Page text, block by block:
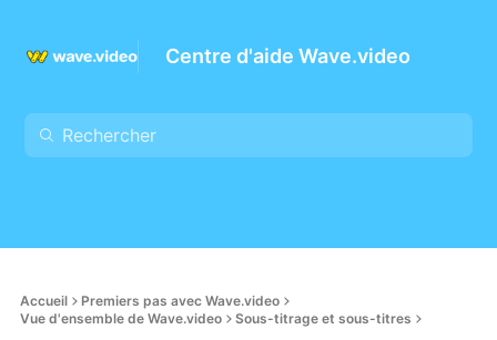
Centre d'aide Wave.video
Accueil
Premiers pas avec Wave.video
Vue d'ensemble de Wave.video
Sous-titrage et sous-titres